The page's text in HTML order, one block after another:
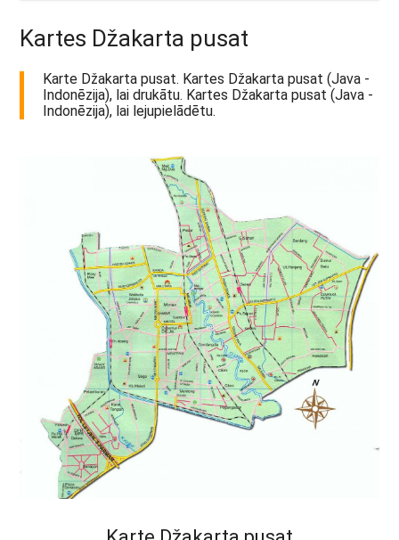
Kartes Džakarta pusat
Karte Džakarta pusat. Kartes Džakarta pusat (Java -
Indonēzija), lai drukātu. Kartes Džakarta pusat (Java -
Indonēzija), lai lejupielādētu.